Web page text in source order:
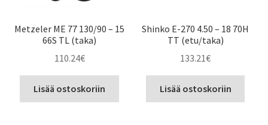
Metzeler ME 77 130/90 – 15
66S TL (taka)
110.24€
Lisää ostoskoriin
Shinko E-270 4.50 – 18 70H
TT (etu/taka)
133.21€
Lisää ostoskoriin